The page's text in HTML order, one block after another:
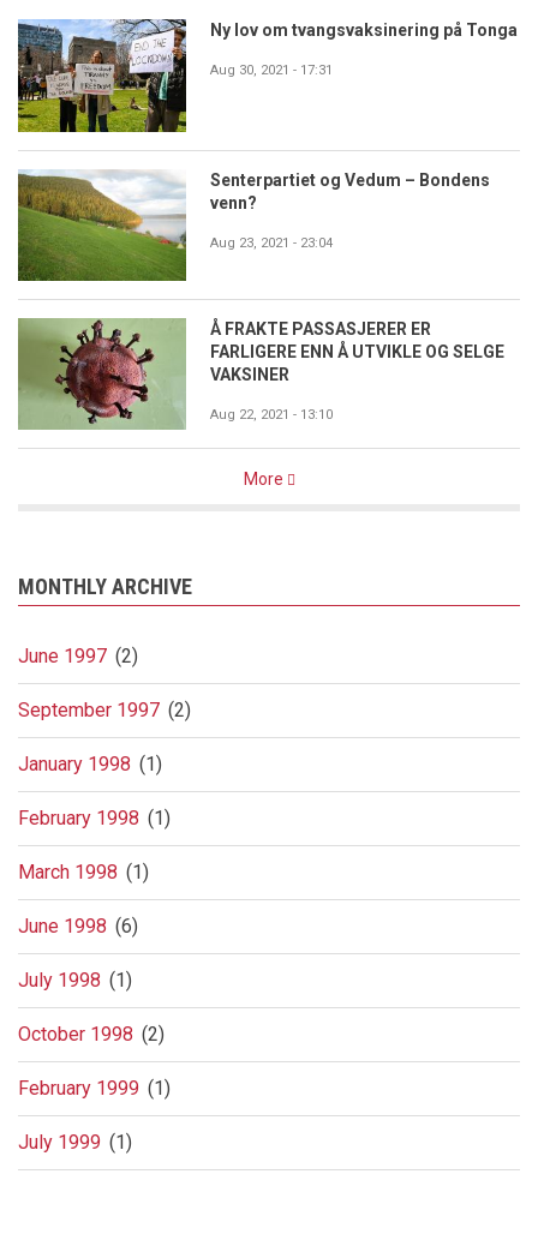
Ny lov om tvangsvaksinering på Tonga
Aug 30, 2021 - 17:31
Senterpartiet og Vedum – Bondens
venn?
Aug 23, 2021 - 23:04
Å FRAKTE PASSASJERER ER
FARLIGERE ENN Å UTVIKLE OG SELGE
VAKSINER
Aug 22, 2021 - 13:10
More
MONTHLY ARCHIVE
June 1997 (2)
September 1997 (2)
January 1998 (1)
February 1998 (1)
March 1998 (1)
June 1998 (6)
July 1998 (1)
October 1998 (2)
February 1999 (1)
July 1999 (1)